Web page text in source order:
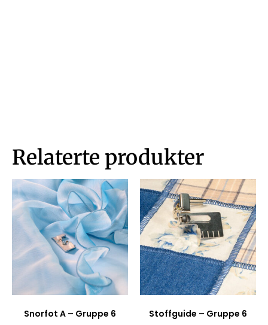
Relaterte produkter
Snorfot A – Gruppe 6
Stoffguide – Gruppe 6